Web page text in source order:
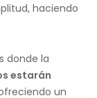
haciendo
donde la
estarán
un